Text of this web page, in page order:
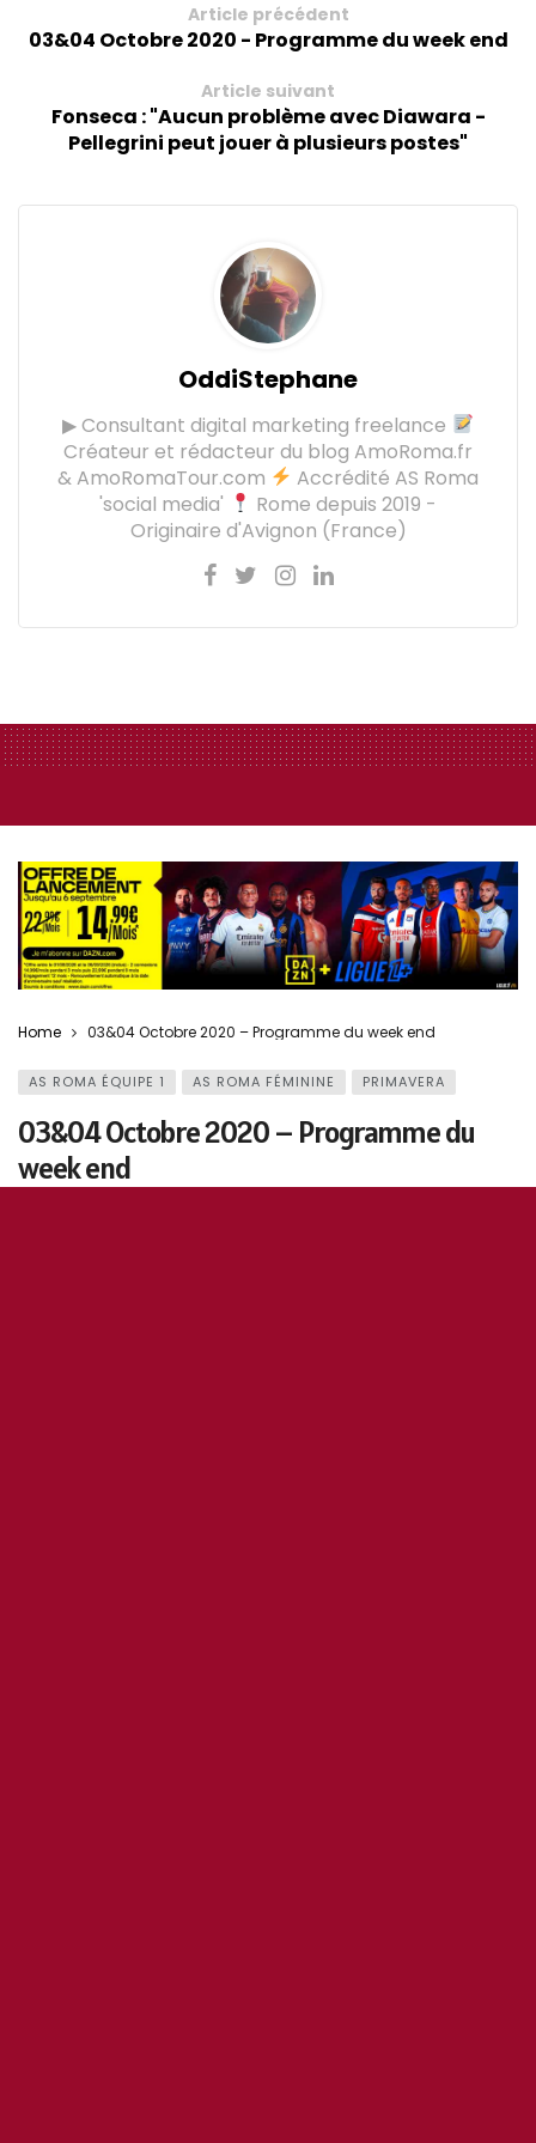
Article précédent
03&04 Octobre 2020 - Programme du week end
Article suivant
Fonseca : "Aucun problème avec Diawara -
Pellegrini peut jouer à plusieurs postes"
OddiStephane
▶ Consultant digital marketing freelance
Créateur et rédacteur du blog AmoRoma.fr
& AmoRomaTour.com
Accrédité AS Roma
'social media'
Rome depuis 2019 -
Originaire d'Avignon (France)
Home 03&04 Octobre 2020 – Programme du week end
AS ROMA ÉQUIPE 1 AS ROMA FÉMININE PRIMAVERA
03&04 Octobre 2020 – Programme du
week end